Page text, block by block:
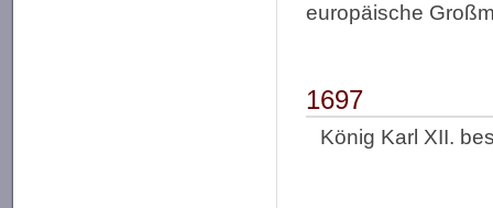
europäische
1697
König Karl XII.